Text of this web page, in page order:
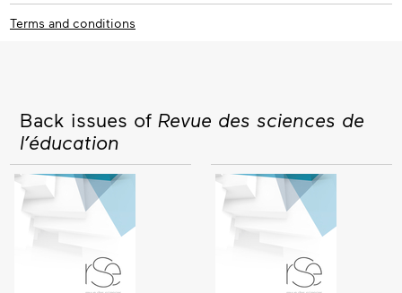
Terms and conditions
Back issues of Revue des sciences de
l’éducation